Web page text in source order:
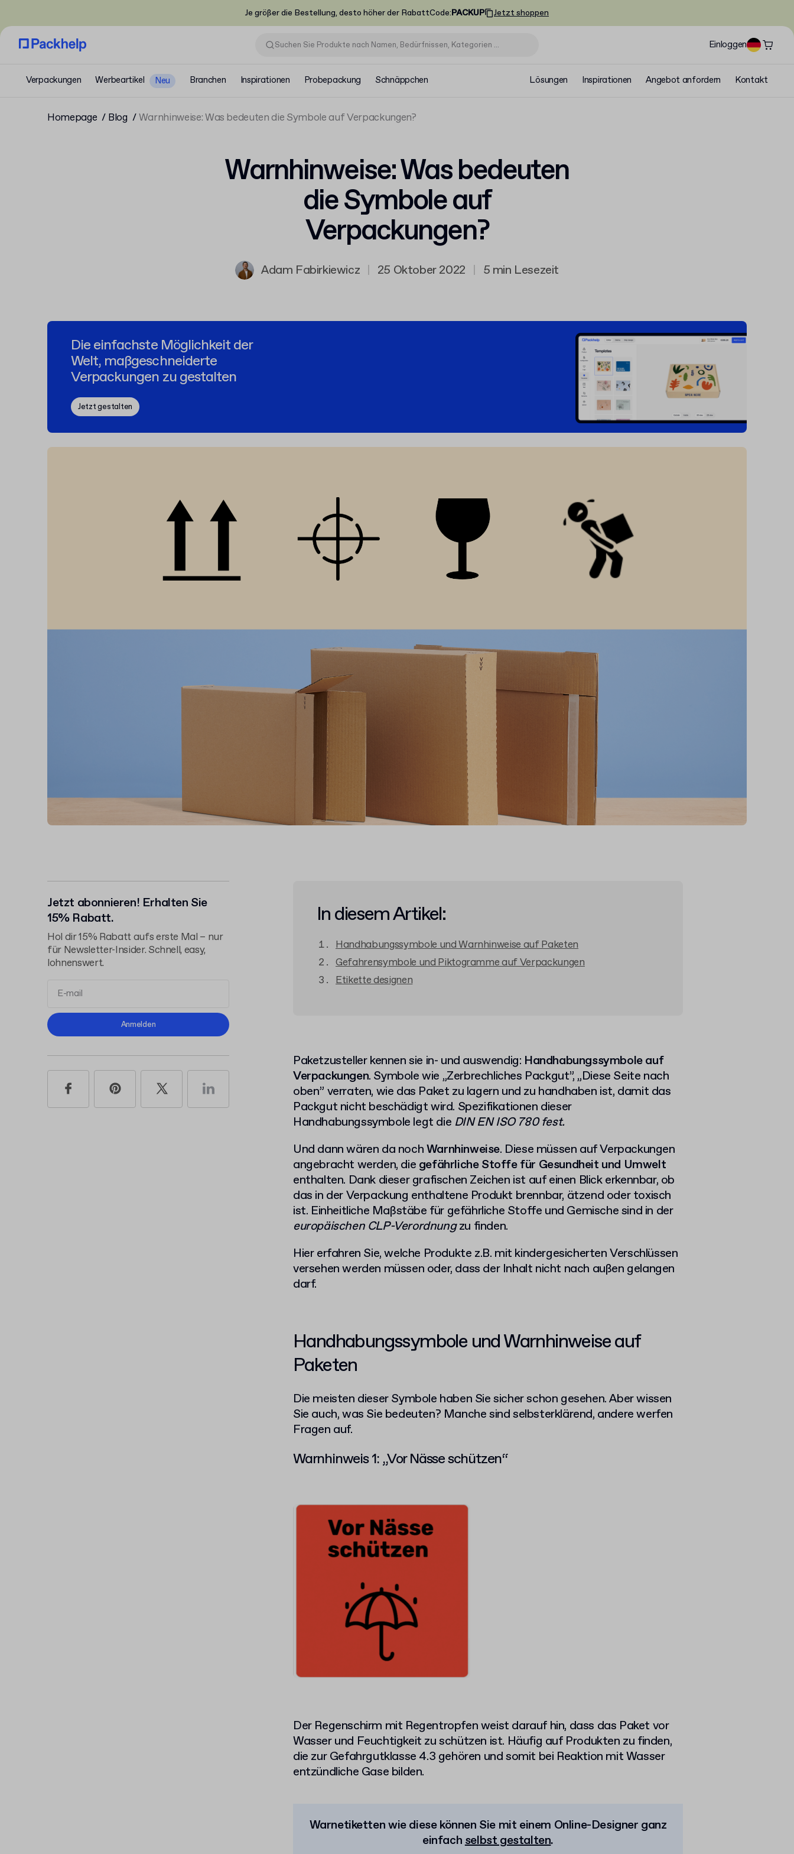
Je größer die Bestellung, desto höher der RabattCode:PACKUP Jetzt shoppen
Einloggen
Verpackungen Werbeartikel Neu Branchen Inspirationen Probepackung Schnäppchen Lösungen Inspirationen Angebot anfordern Kontakt
Homepage Blog Warnhinweise: Was bedeuten die Symbole auf Verpackungen?
Warnhinweise: Was bedeuten
die Symbole auf
Verpackungen?
Adam Fabirkiewicz | 25 Oktober 2022 | 5 min Lesezeit
Die einfachste Möglichkeit der
Welt, maßgeschneiderte
Verpackungen zu gestalten
Jetzt gestalten
Jetzt abonnieren! Erhalten Sie
15% Rabatt.
Hol dir 15% Rabatt aufs erste Mal – nur
für Newsletter-Insider. Schnell, easy,
lohnenswert.
Geschäftsbedingungen
Datenschutzerklärung
Anmelden
In diesem Artikel:
Handhabungssymbole und Warnhinweise auf Paketen
Gefahrensymbole und Piktogramme auf Verpackungen
Etikette designen
Paketzusteller kennen sie in- und auswendig: Handhabungssymbole auf
Verpackungen. Symbole wie „Zerbrechliches Packgut”, „Diese Seite nach
oben” verraten, wie das Paket zu lagern und zu handhaben ist, damit das
Packgut nicht beschädigt wird. Spezifikationen dieser
Handhabungssymbole legt die DIN EN ISO 780 fest.
Und dann wären da nochWarnhinweise. Diese müssen auf Verpackungen
angebracht werden, die gefährliche Stoffe für Gesundheit und Umwelt
enthalten. Dank dieser grafischen Zeichen ist auf einen Blick erkennbar, ob
das in der Verpackung enthaltene Produkt brennbar, ätzend oder toxisch
ist. Einheitliche Maßstäbe für gefährliche Stoffe und Gemische sind in der
europäischen CLP-Verordnungzu finden.
Hier erfahren Sie, welche Produkte z.B. mit kindergesicherten Verschlüssen
versehen werden müssen oder, dass der Inhalt nicht nach außen gelangen
darf.
Handhabungssymbole und Warnhinweise auf
Paketen
Die meisten dieser Symbole haben Sie sicher schon gesehen. Aber wissen
Sie auch, was Sie bedeuten? Manche sind selbsterklärend, andere werfen
Fragen auf.
Warnhinweis 1: „Vor Nässe schützen“
Der Regenschirm mit Regentropfen weist darauf hin, dass das Paket vor
Wasser und Feuchtigkeit zu schützen ist. Häufig auf Produkten zu finden,
die zur Gefahrgutklasse 4.3 gehören und somit bei Reaktion mit Wasser
entzündliche Gase bilden.
Warnetiketten wie diese können Sie mit einem Online-Designer ganz
einfachselbst gestalten.